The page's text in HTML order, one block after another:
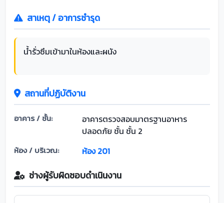
สาเหตุ / อาการชำรุด
น้ำรั่วซึมเข้ามาในห้องและผนัง
สถานที่ปฏิบัติงาน
อาคาร / ชั้น:
อาคารตรวจสอบมาตรฐานอาหาร
ปลอดภัย ชั้น ชั้น 2
ห้อง / บริเวณ: ห้อง 201
ช่างผู้รับผิดชอบดำเนินงาน